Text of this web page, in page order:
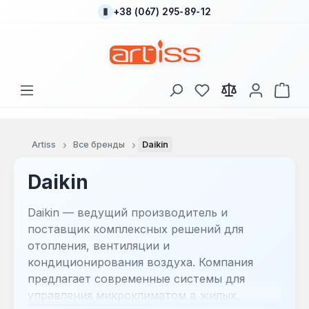
Перейти к основному содержанию
+38 (067) 295-89-12
У вас есть товары
В
Artiss Все бренды Daikin
Daikin
Daikin — ведущий производитель и
поставщик комплексных решений для
отопления, вентиляции и
кондиционирования воздуха. Компания
предлагает современные системы для
управления микроклиматом в жилых,